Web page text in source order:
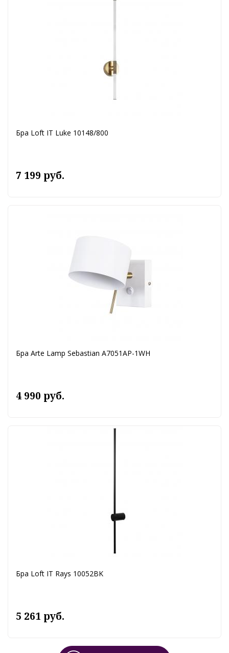
Бра Loft IT Luke 10148/800
7 199 руб.
Бра Arte Lamp Sebastian A7051AP-1WH
4 990 руб.
Бра Loft IT Rays 10052BK
5 261 руб.